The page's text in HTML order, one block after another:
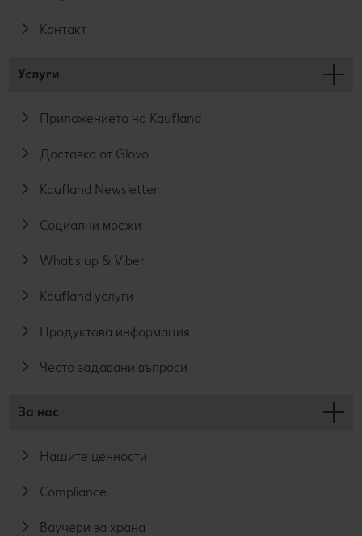
Контакт
Услуги
Приложението на Kaufland
Доставка от Glovo
Kaufland Newsletter
Социални мрежи
What's up & Viber
Kaufland услуги
Продуктова информация
Често задавани въпроси
За нас
Нашите ценности
Compliance
Ваучери за храна